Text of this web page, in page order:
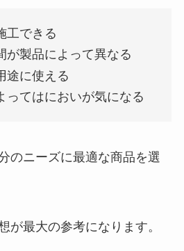
工できる
が製品によって異なる
途に使える
ってはにおいが気になる
のニーズに最適な商品を選
が最大の参考になります。